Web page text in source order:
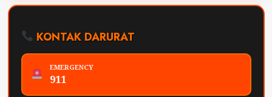
KONTAK DARURAT
EMERGENCY
911